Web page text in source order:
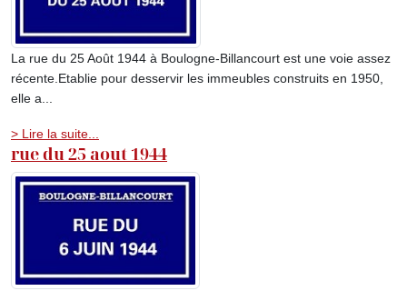
La rue du 25 Août 1944 à Boulogne-Billancourt est une voie assez
récente.Etablie pour desservir les immeubles construits en 1950,
elle a...
> Lire la suite...
rue du 25 aout 1944